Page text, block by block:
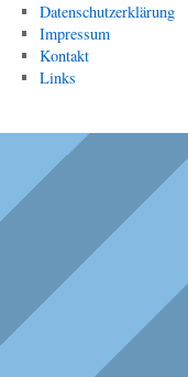
Datenschutzerklärung
Impressum
Kontakt
Links